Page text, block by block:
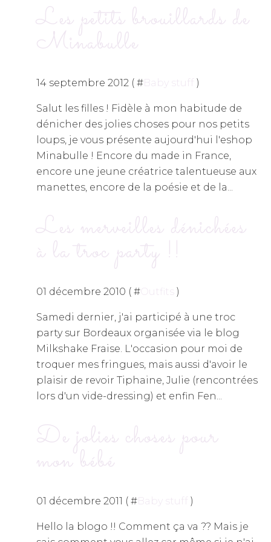
Les petits brouillards de
Minabulle
14 septembre 2012 ( #Baby stuff )
Salut les filles ! Fidèle à mon habitude de
dénicher des jolies choses pour nos petits
loups, je vous présente aujourd'hui l'eshop
Minabulle ! Encore du made in France,
encore une jeune créatrice talentueuse aux
manettes, encore de la poésie et de la...
Les merveilles dénichées
à la troc party !!
01 décembre 2010 ( # Outfits )
Samedi dernier, j'ai participé à une troc
party sur Bordeaux organisée via le blog
Milkshake Fraise. L'occasion pour moi de
troquer mes fringues, mais aussi d'avoir le
plaisir de revoir Tiphaine, Julie (rencontrées
lors d'un vide-dressing) et enfin Fen...
De jolies choses pour
mon bébé
01 décembre 2011 ( #Baby stuff )
Hello la blogo !! Comment ça va ?? Mais je